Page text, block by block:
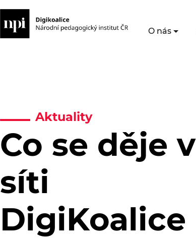
O nás
Aktuality
Co se děje v
síti
DigiKoalice